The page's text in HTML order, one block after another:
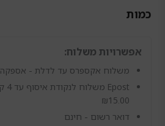
כמות
אפשרויות משלוח:
משלוח אקספרס עד לדלת - אספקה 2-3 ימים -
Epost משלוח לנקודת איסוף עד 4 ק"ג - אספקה 4-7 ימים -
₪15.00
דואר רשום - חינם
SLB-
לכבדי